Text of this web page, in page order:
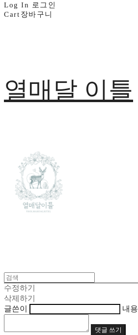
Log In
로그인
Cart 장바구니
열매달 이틀
수정하기
삭제하기
글쓴이
내용
댓글 쓰기